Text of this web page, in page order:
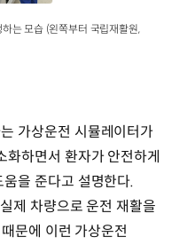
는 모습 (왼쪽부터 국립재활원,
가상운전 시뮬레이터가
화하면서 환자가 안전하게
을 준다고 설명한다.
제 차량으로 운전 재활을
문에 이런 가상운전